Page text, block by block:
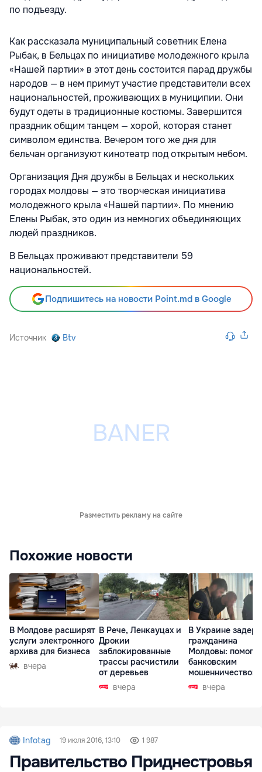
по подъезду.
Как рассказала муниципальный советник Елена
Рыбак, в Бельцах по инициативе молодежного крыла
«Нашей партии» в этот день состоится парад дружбы
народов — в нем примут участие представители всех
национальностей, проживающих в муниципии. Они
будут одеты в традиционные костюмы. Завершится
праздник общим танцем — хорой, которая станет
символом единства. Вечером того же дня для
бельчан организуют кинотеатр под открытым небом.
Организация Дня дружбы в Бельцах и нескольких
городах молдовы — это творческая инициатива
молодежного крыла «Нашей партии». По мнению
Елены Рыбак, это один из немногих объединяющих
людей праздников.
В Бельцах проживают представители 59
национальностей.
Подпишитесь на новости Point.md в Google
Источник Btv
Разместить рекламу на сайте
Похожие новости
В Молдове расширят
услуги электронного
архива для бизнеса
вчера
В Рече, Ленкауцах и
Дрокии
заблокированные
трассы расчистили
от деревьев
вчера
В Украине
гражданина
Молдовы:
банковским
мошенничеством
Чехиивчера
Infotag 19 июля 2016, 13:10 1 987
Правительство Приднестровья